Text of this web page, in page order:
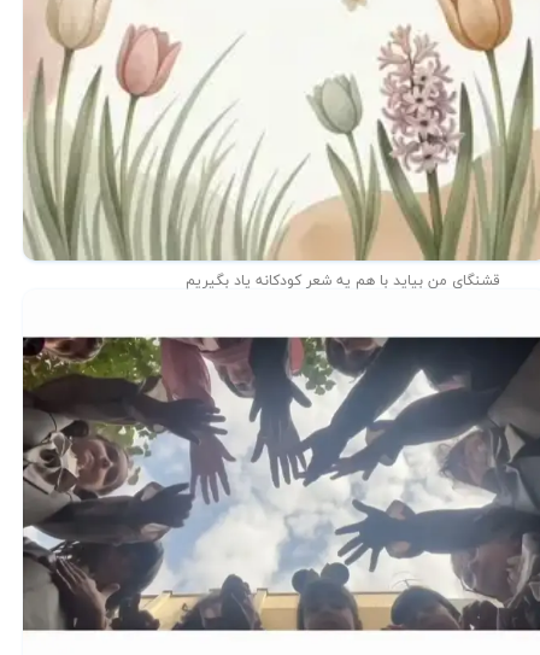
قشنگای من بيايد با هم یه شعر کودکانه ياد بگیریم